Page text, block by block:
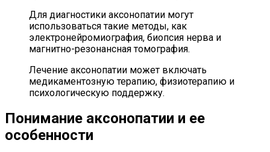
Для диагностики аксонопатии могут
использоваться такие методы, как
электронейромиография, биопсия нерва и
магнитно-резонансная томография.
Лечение аксонопатии может включать
медикаментозную терапию, физиотерапию и
психологическую поддержку.
Понимание аксонопатии и ее
особенности